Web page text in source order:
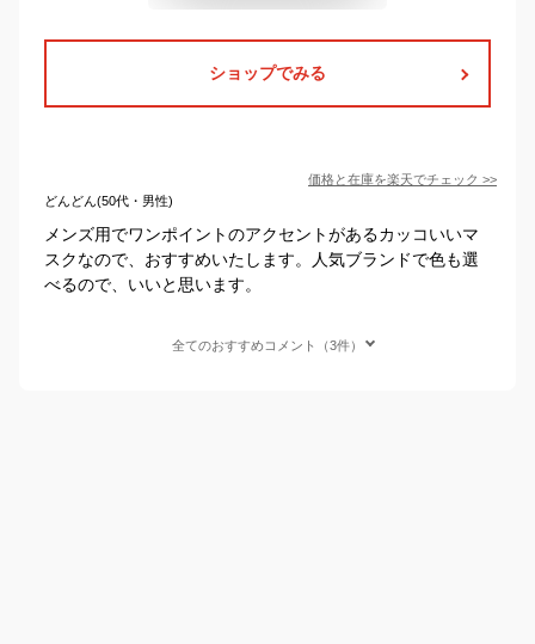
ショップでみる
価格と在庫を楽天でチェック >>
どんどん(50代・男性)
メンズ用でワンポイントのアクセントがあるカッコいいマ
スクなので、おすすめいたします。人気ブランドで色も選
べるので、いいと思います。
全てのおすすめコメント（3件）